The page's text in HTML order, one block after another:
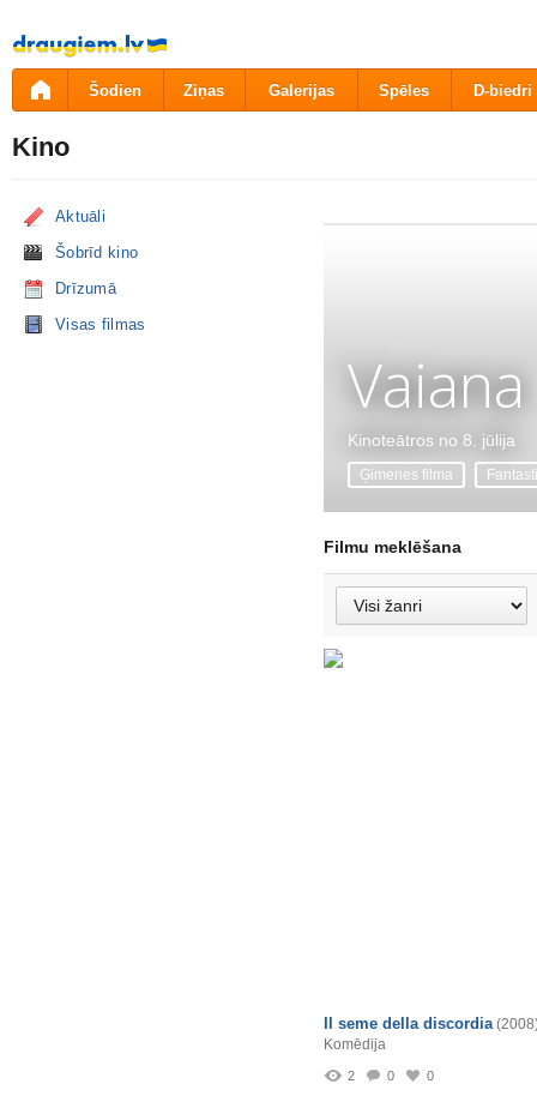
Pāriet
uz
saturu
Šodien Ziņas Galerijas Spēles D-biedri
Kino
Aktuāli
Šobrīd kino
Drīzumā
Visas filmas
Vaiana
Kinoteātros no 8. jūlija
Ģimenes filma
Filmu meklēšana
Il seme della discordia
Komēdija
2 0 0